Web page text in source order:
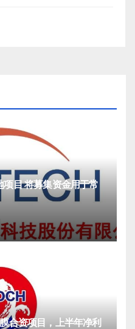
目 将募集资金用于常
合资项目，上半年净利